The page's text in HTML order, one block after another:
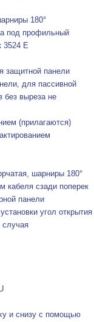
180°
под профильный
3524 E
защитной панели
для пассивной
без выреза не
(прилагаются)
шарниры 180°
кабеля сзади поперек
панели
угол открытия
случая
и снизу с помощью